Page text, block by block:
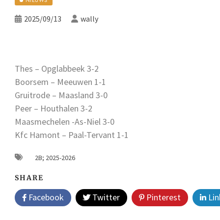
2025/09/13 wally
Thes – Opglabbeek 3-2
Boorsem – Meeuwen 1-1
Gruitrode – Maasland 3-0
Peer – Houthalen 3-2
Maasmechelen -As-Niel 3-0
Kfc Hamont – Paal-Tervant 1-1
2B; 2025-2026
SHARE
Facebook Twitter Pinterest